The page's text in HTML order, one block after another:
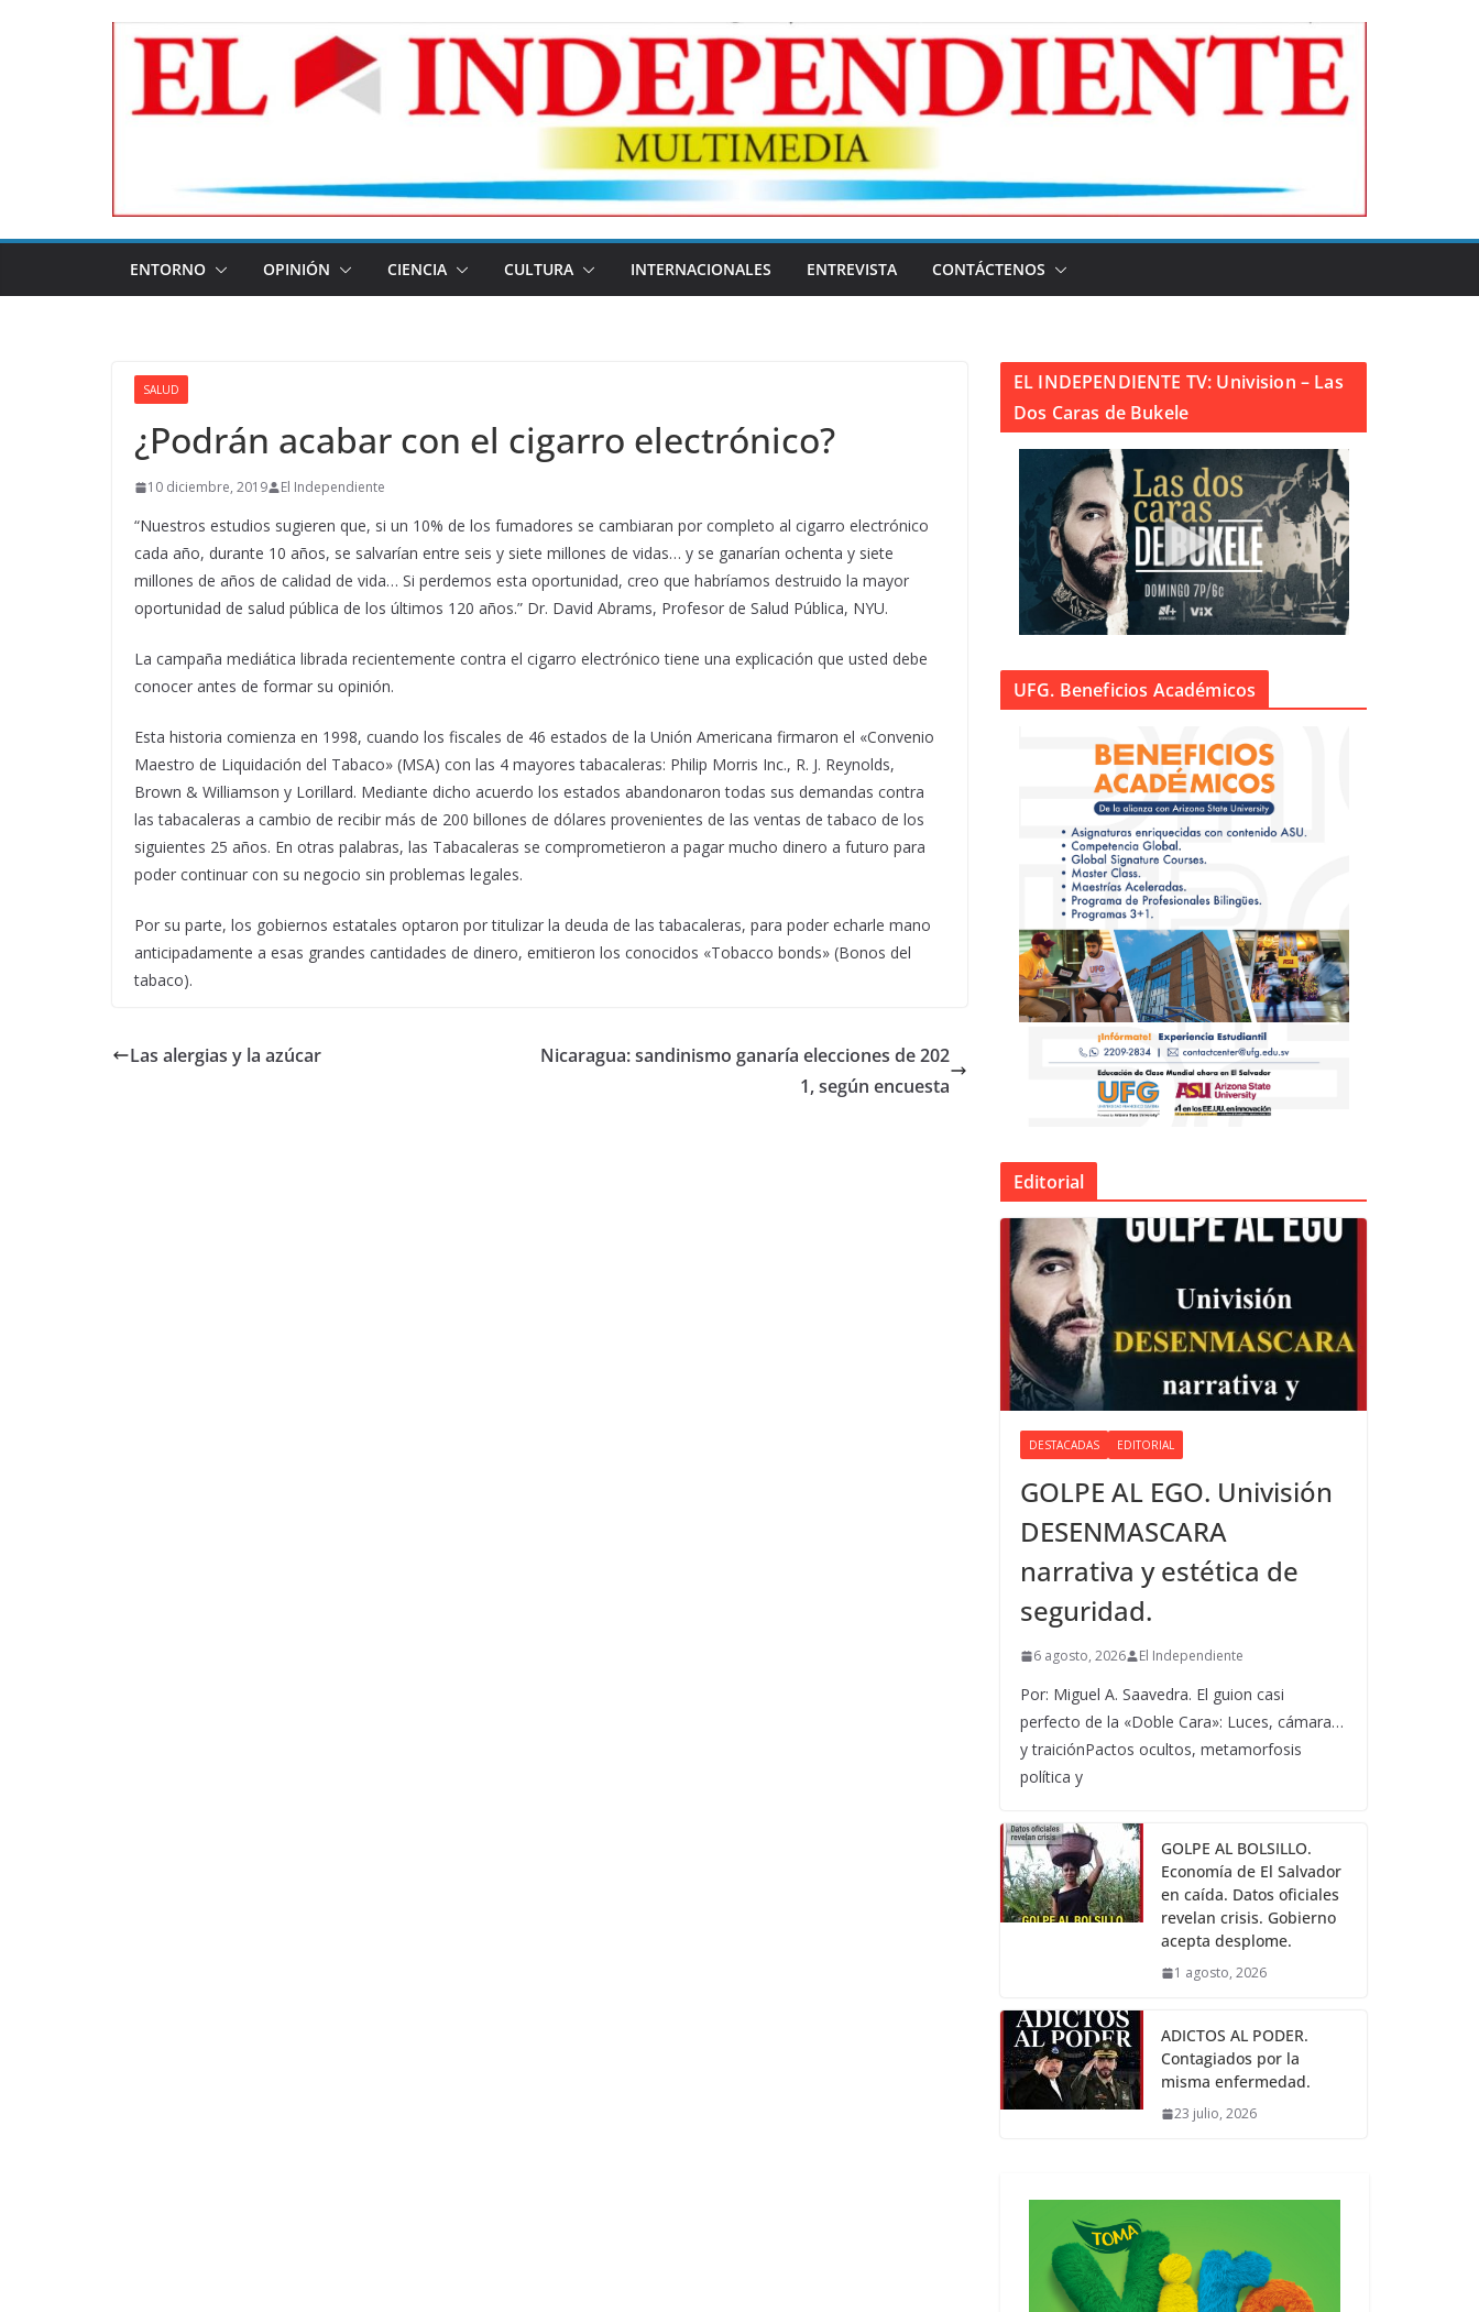
ENTORNO OPINIÓN CIENCIA CULTURA INTERNACIONALES ENTREVISTA CONTÁCTENOS
SALUD
¿Podrán acabar con el cigarro electrónico?
10 diciembre, 2019 El Independiente
“Nuestros estudios sugieren que, si un 10% de los fumadores se cambiaran por completo al cigarro electrónico
cada año, durante 10 años, se salvarían entre seis y siete millones de vidas… y se ganarían ochenta y siete
millones de años de calidad de vida… Si perdemos esta oportunidad, creo que habríamos destruido la mayor
oportunidad de salud pública de los últimos 120 años.” Dr. David Abrams, Profesor de Salud Pública, NYU.
La campaña mediática librada recientemente contra el cigarro electrónico tiene una explicación que usted debe
conocer antes de formar su opinión.
Esta historia comienza en 1998, cuando los fiscales de 46 estados de la Unión Americana firmaron el «Convenio
Maestro de Liquidación del Tabaco» (MSA) con las 4 mayores tabacaleras: Philip Morris Inc., R. J. Reynolds,
Brown & Williamson y Lorillard. Mediante dicho acuerdo los estados abandonaron todas sus demandas contra
las tabacaleras a cambio de recibir más de 200 billones de dólares provenientes de las ventas de tabaco de los
siguientes 25 años. En otras palabras, las Tabacaleras se comprometieron a pagar mucho dinero a futuro para
poder continuar con su negocio sin problemas legales.
Por su parte, los gobiernos estatales optaron por titulizar la deuda de las tabacaleras, para poder echarle mano
anticipadamente a esas grandes cantidades de dinero, emitieron los conocidos «Tobacco bonds» (Bonos del
tabaco).
Las alergias y la azúcar
Nicaragua: sandinismo ganaría elecciones de 202
1, según encuesta
EL INDEPENDIENTE TV: Univision – Las
Dos Caras de Bukele
UFG. Beneficios Académicos
Editorial
DESTACADAS EDITORIAL
GOLPE AL EGO. Univisión
DESENMASCARA
narrativa y estética de
seguridad.
6 agosto, 2026 El Independiente
Por: Miguel A. Saavedra. El guion casi
perfecto de la «Doble Cara»: Luces, cámara…
y traiciónPactos ocultos, metamorfosis
política y
GOLPE AL BOLSILLO.
Economía de El Salvador
en caída. Datos oficiales
revelan crisis. Gobierno
acepta desplome.
1 agosto, 2026
ADICTOS AL PODER.
Contagiados por la
misma enfermedad.
23 julio, 2026